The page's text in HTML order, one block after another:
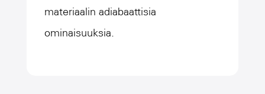
materiaalin adiabaattisia
ominaisuuksia.